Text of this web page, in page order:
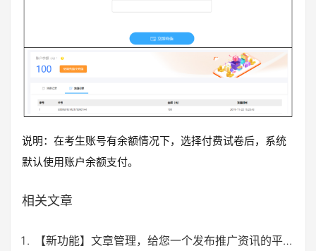
说明：在考生账号有余额情况下，选择付费试卷后，系统
默认使用账户余额支付。
相关文章
【新功能】文章管理，给您一个发布推广资讯的平台！